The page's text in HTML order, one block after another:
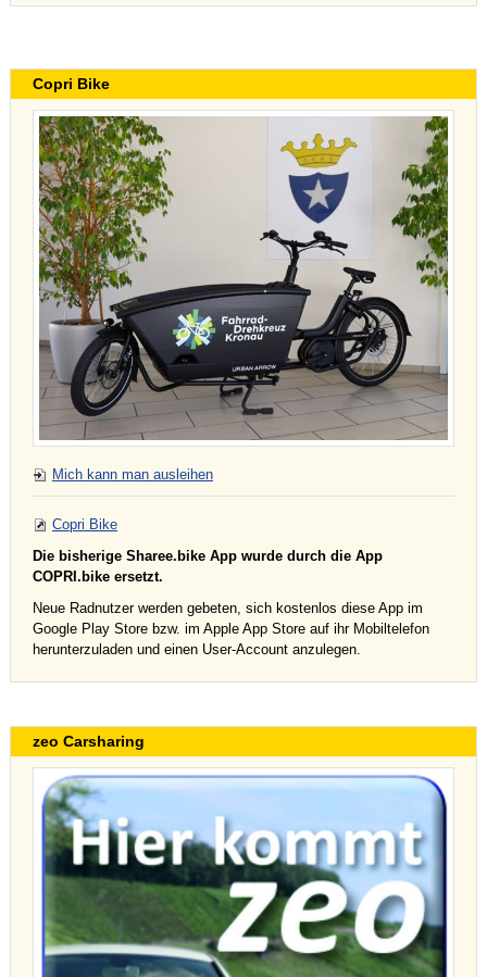
Copri Bike
Mich kann man ausleihen
Copri Bike
Die bisherige Sharee.bike App wurde durch die App
COPRI.bike ersetzt.
Neue Radnutzer werden gebeten, sich kostenlos diese App im
Google Play Store bzw. im Apple App Store auf ihr Mobiltelefon
herunterzuladen und einen User-Account anzulegen.
zeo Carsharing